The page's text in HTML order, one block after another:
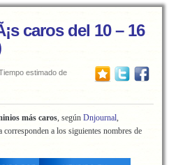
caros del 10 – 16
estimado de
más caros, según Dnjournal,
corresponden a los siguientes nombres de